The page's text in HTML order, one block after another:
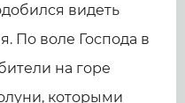
видеть
По воле Господа в
на горе
которыми